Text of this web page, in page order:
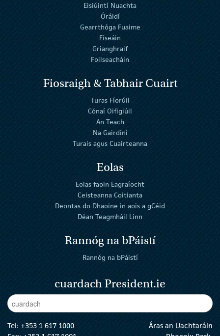
Eisiúintí Nuachta
Óráidí
Gearrthóga Fuaime
Físeáin
Grianghraif
Foilseacháin
Fiosraigh & Tabhair Cuairt
Turas Fíorúil
Cónaí Oifigiúil
An Teach
Na Gairdíní
Turais agus Cuairteanna
Eolas
Eolas faoin Eagraíocht
Ceisteanna Coitianta
Deontas do Dhaoine in aois a gCéid
Déan Teagmháil Linn
Rannóg na bPáistí
Rannóg na bPáistí
cuardach President.ie
Enter Keywords
Tel: +353 1 617 1000
Áras an Uachtaráin